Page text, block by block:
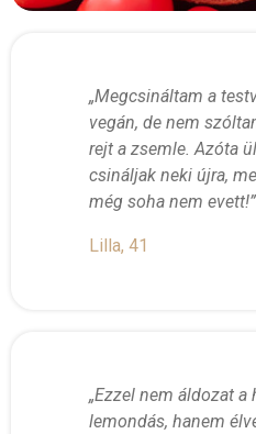
„Megcsináltam a
vegán, de nem
rejt a zsemle. Azóta
csináljak neki újra,
még soha nem evett!”
Lilla, 41
„Ezzel nem áldozat a
lemondás, hanem